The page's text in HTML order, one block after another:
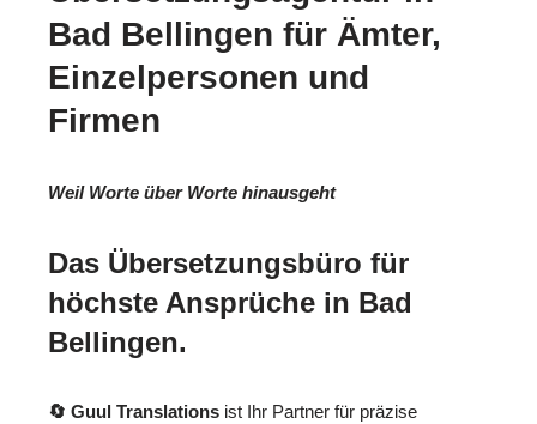
Bad Bellingen für Ämter,
Einzelpersonen und
Firmen
Weil Worte über Worte hinausgeht
Das Übersetzungsbüro für
höchste Ansprüche in Bad
Bellingen.
🔄 Guul Translations ist Ihr Partner für präzise